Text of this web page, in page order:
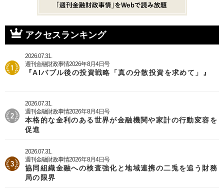
アクセスランキング
2026.07.31.
週刊金融財政事情2026年8月4日号
『AIバブル後の投資戦略「真の分散投資を求めて」』
2026.07.31.
週刊金融財政事情2026年8月4日号
本格的な金利のある世界が金融機関や家計の行動変容を
促進
2026.07.31.
週刊金融財政事情2026年8月4日号
協同組織金融への検査強化と地域連携の二兎を追う財務
局の限界